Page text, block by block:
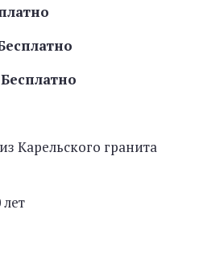
Бесплатно
Карельского гранита